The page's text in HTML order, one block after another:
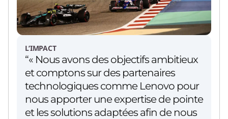
L’IMPACT
“« Nous avons des objectifs ambitieux
et comptons sur des partenaires
technologiques comme Lenovo pour
nous apporter une expertise de pointe
et les solutions adaptées afin de nous